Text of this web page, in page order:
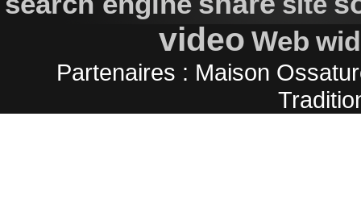
video Web
Partenaires : Maison